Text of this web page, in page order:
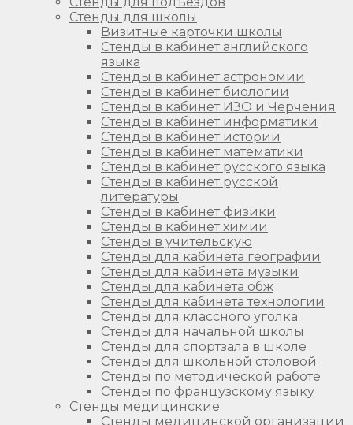
Стенды для школы
Визитные карточки школы
Стенды в кабинет английского
языка
Стенды в кабинет астрономии
Стенды в кабинет биологии
Стенды в кабинет ИЗО и Черчения
Стенды в кабинет информатики
Стенды в кабинет истории
Стенды в кабинет математики
Стенды в кабинет русского языка
Стенды в кабинет русской
литературы
Стенды в кабинет физики
Стенды в кабинет химии
Стенды в учительскую
Стенды для кабинета географии
Стенды для кабинета музыки
Стенды для кабинета обж
Стенды для кабинета технологии
Стенды для классного уголка
Стенды для начальной школы
Стенды для спортзала в школе
Стенды для школьной столовой
Стенды по методической работе
Стенды по французскому языку
Стенды медицинские
Стенды медицинской организации